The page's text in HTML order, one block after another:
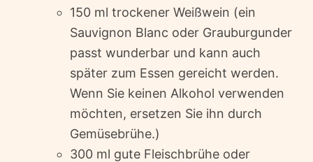
150 ml trockener Weißwein (ein
Sauvignon Blanc oder Grauburgunder
passt wunderbar und kann auch
später zum Essen gereicht werden.
Wenn Sie keinen Alkohol verwenden
möchten, ersetzen Sie ihn durch
Gemüsebrühe.)
300 ml gute Fleischbrühe oder